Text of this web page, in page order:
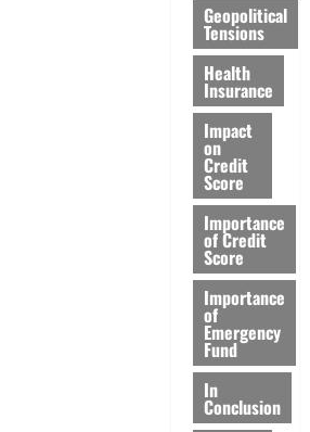
Geopolitical
Tensions
Health
Insurance
Impact
on
Credit
Score
Importance
of Credit
Score
Importance
of
Emergency
Fund
In
Conclusion